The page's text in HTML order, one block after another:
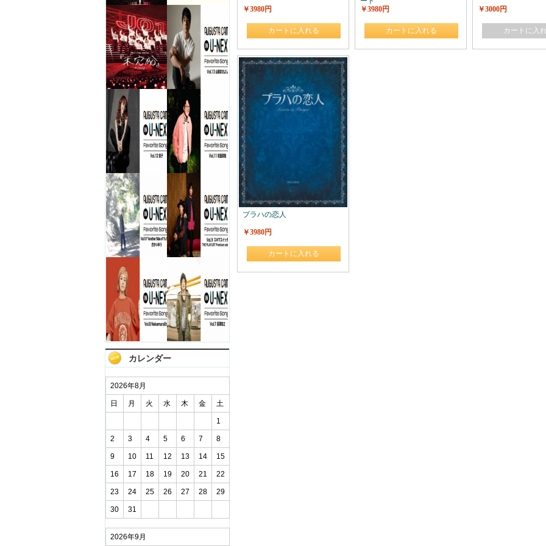
カレンダー
2026年8月
日 月 火 水 木 金 土
1
2 3 4 5 6 7 8
9 10 11 12 13 14 15
16 17 18 19 20 21 22
23 24 25 26 27 28 29
30 31
2026年9月
￥3980円
カートに入れる
￥3980円
カートに入れる
￥3000円
カートに入
プラハの恋人
￥3980円
カートに入れる